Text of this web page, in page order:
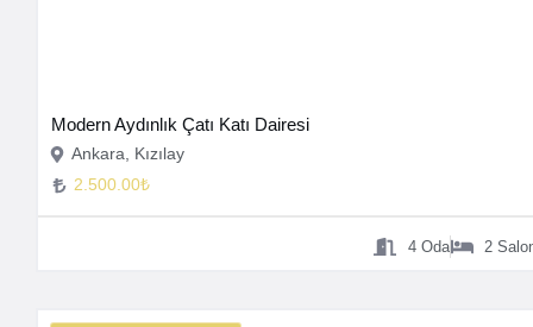
Modern Aydınlık Çatı Katı Dairesi
Ankara, Kızılay
2.500.00₺
4Oda 2